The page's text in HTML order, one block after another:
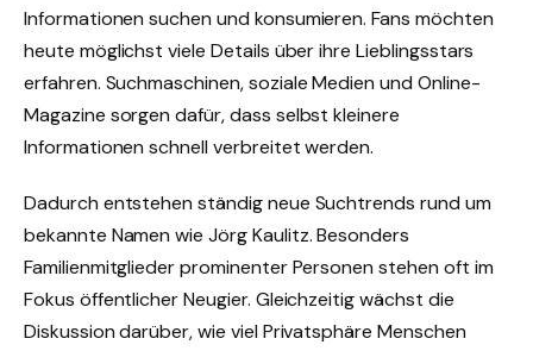
Informationen suchen und konsumieren. Fans möchten
heute möglichst viele Details über ihre Lieblingsstars
erfahren. Suchmaschinen, soziale Medien und Online-
Magazine sorgen dafür, dass selbst kleinere
Informationen schnell verbreitet werden.
Dadurch entstehen ständig neue Suchtrends rund um
bekannte Namen wie Jörg Kaulitz. Besonders
Familienmitglieder prominenter Personen stehen oft im
Fokus öffentlicher Neugier. Gleichzeitig wächst die
Diskussion darüber, wie viel Privatsphäre Menschen